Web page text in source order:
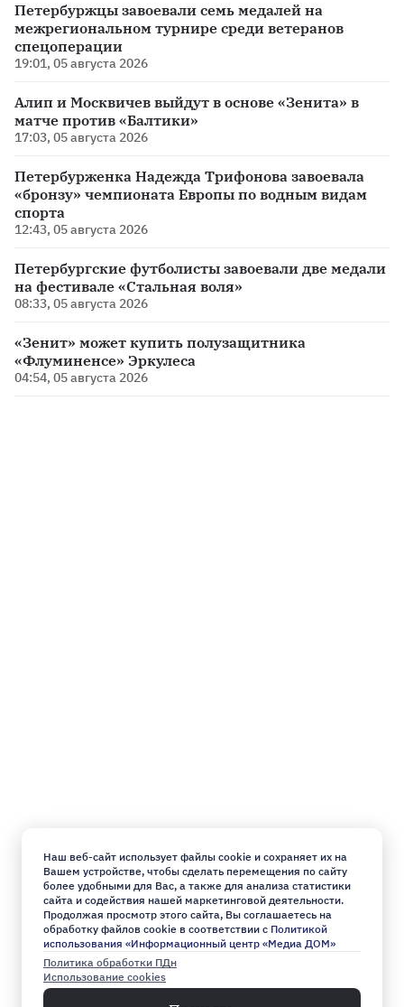
Петербуржцы завоевали семь медалей на
межрегиональном турнире среди ветеранов
спецоперации
19:01, 05 августа 2026
Алип и Москвичев выйдут в основе «Зенита» в
матче против «Балтики»
17:03, 05 августа 2026
Петербурженка Надежда Трифонова завоевала
«бронзу» чемпионата Европы по водным видам
спорта
12:43, 05 августа 2026
Петербургские футболисты завоевали две медали
на фестивале «Стальная воля»
08:33, 05 августа 2026
«Зенит» может купить полузащитника
«Флуминенсе» Эркулеса
04:54, 05 августа 2026
Наш веб-сайт использует файлы cookie и сохраняет их на
Вашем устройстве, чтобы сделать перемещения по сайту
более удобными для Вас, а также для анализа статистики
сайта и содействия нашей маркетинговой деятельности.
Продолжая просмотр этого сайта, Вы соглашаетесь на
обработку файлов cookie в соответствии с Политикой
использования «Информационный центр «Медиа ДОМ»
Политика обработки ПДн
Использование cookies